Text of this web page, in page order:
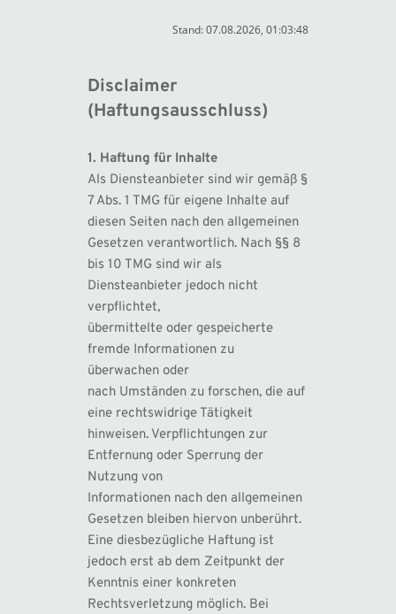
Stand: 07.08.2026, 01:03:48
Disclaimer
(Haftungsausschluss)
1. Haftung für Inhalte
Als Diensteanbieter sind wir gemäß §
7 Abs. 1 TMG für eigene Inhalte auf
diesen Seiten nach den allgemeinen
Gesetzen verantwortlich. Nach §§ 8
bis 10 TMG sind wir als
Diensteanbieter jedoch nicht
verpflichtet,
übermittelte oder gespeicherte
fremde Informationen zu
überwachen oder
nach Umständen zu forschen, die auf
eine rechtswidrige Tätigkeit
hinweisen. Verpflichtungen zur
Entfernung oder Sperrung der
Nutzung von
Informationen nach den allgemeinen
Gesetzen bleiben hiervon unberührt.
Eine diesbezügliche Haftung ist
jedoch erst ab dem Zeitpunkt der
Kenntnis einer konkreten
Rechtsverletzung möglich. Bei